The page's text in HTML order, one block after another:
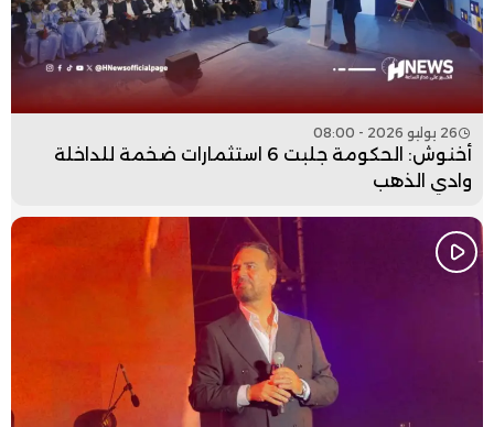
26 يوليو 2026 - 08:00
أخنوش: الحكومة جلبت 6 استثمارات ضخمة للداخلة
وادي الذهب